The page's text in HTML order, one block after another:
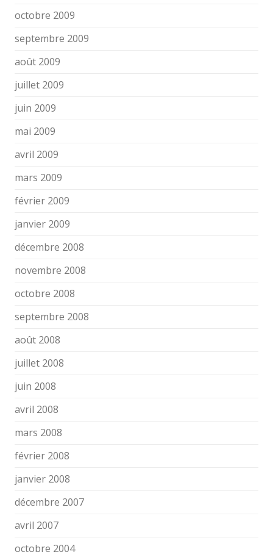
octobre 2009
septembre 2009
août 2009
juillet 2009
juin 2009
mai 2009
avril 2009
mars 2009
février 2009
janvier 2009
décembre 2008
novembre 2008
octobre 2008
septembre 2008
août 2008
juillet 2008
juin 2008
avril 2008
mars 2008
février 2008
janvier 2008
décembre 2007
avril 2007
octobre 2004